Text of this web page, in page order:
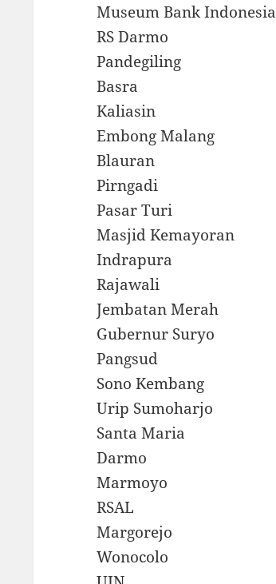
Museum Bank Indonesia
RS Darmo
Pandegiling
Basra
Kaliasin
Embong Malang
Blauran
Pirngadi
Pasar Turi
Masjid Kemayoran
Indrapura
Rajawali
Jembatan Merah
Gubernur Suryo
Pangsud
Sono Kembang
Urip Sumoharjo
Santa Maria
Darmo
Marmoyo
RSAL
Margorejo
Wonocolo